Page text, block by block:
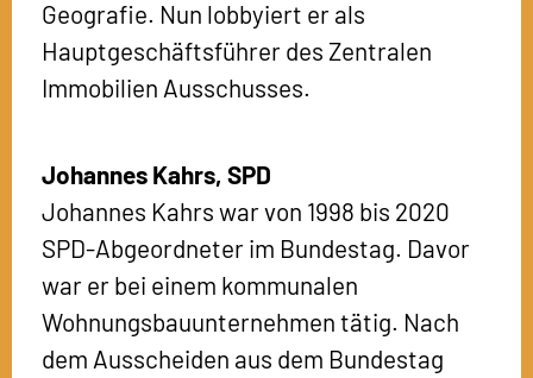
Geografie. Nun lobbyiert er als
Hauptgeschäftsführer des Zentralen
Immobilien Ausschusses.
Johannes Kahrs, SPD
Johannes Kahrs war von 1998 bis 2020
SPD-Abgeordneter im Bundestag. Davor
war er bei einem kommunalen
Wohnungsbauunternehmen tätig. Nach
dem Ausscheiden aus dem Bundestag